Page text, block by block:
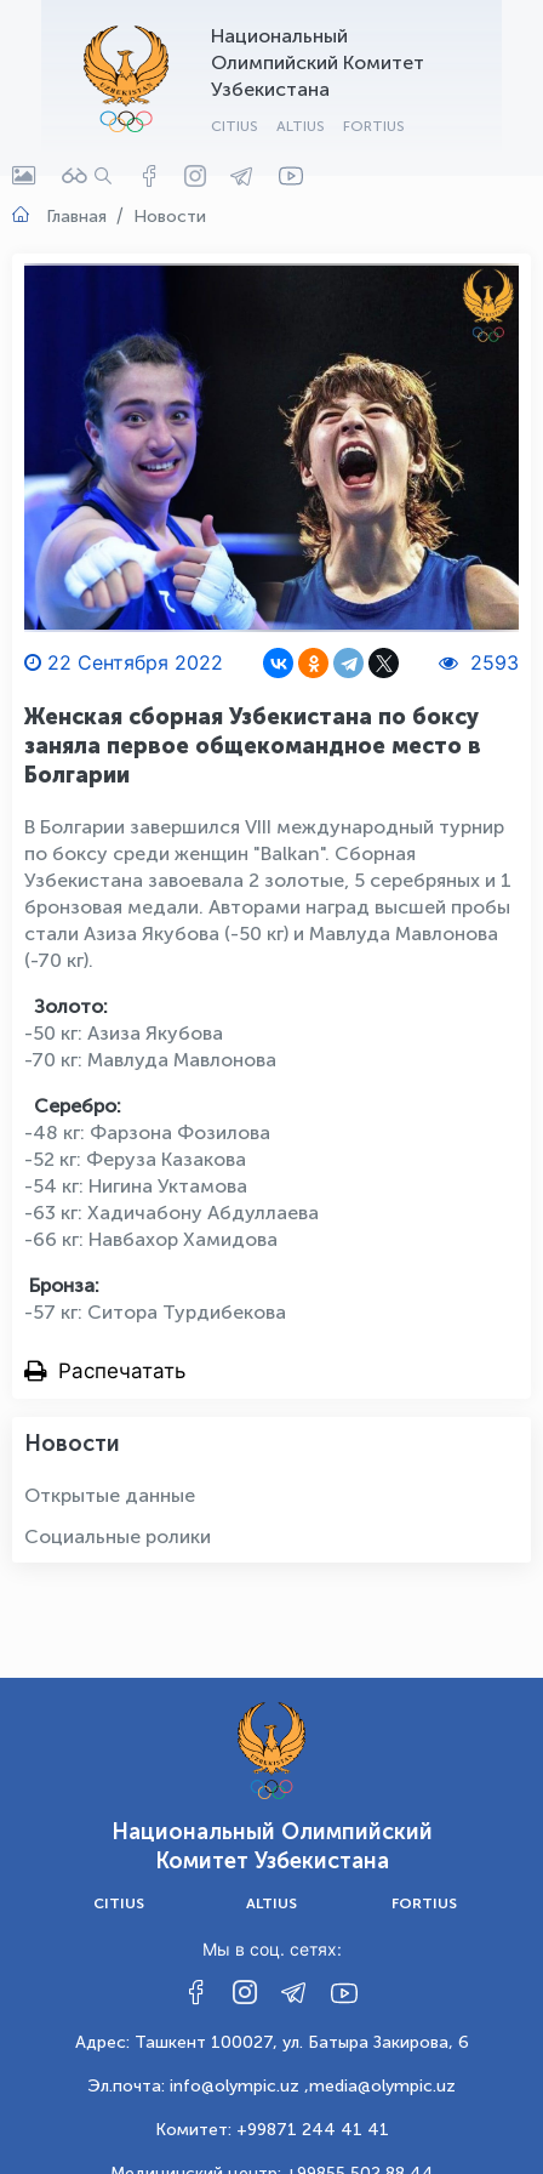
Национальный
Олимпийский Комитет
Узбекистана
CITIUS ALTIUS FORTIUS
Главная Новости
22 Сентября 2022 2593
Женская сборная Узбекистана по боксу
заняла первое общекомандное место в
Болгарии
В Болгарии завершился VIII международный турнир
по боксу среди женщин "Balkan". Cборная
Узбекистана завоевала 2 золотые, 5 серебряных и 1
бронзовая медали. Авторами наград высшей пробы
стали Азиза Якубова (-50 кг) и Мавлуда Мавлонова
(-70 кг).
Золото:
-50 кг: Азиза Якубова
-70 кг: Мавлуда Мавлонова
Серебро:
-48 кг: Фарзона Фозилова
-52 кг: Феруза Казакова
-54 кг: Нигина Уктамова
-63 кг: Xадичабону Абдуллаева
-66 кг: Навбахор Хамидова
Бронза:
-57 кг: Ситора Турдибекова
Распечатать
Новости
Открытые данные
Социальные ролики
Национальный Олимпийский
Комитет Узбекистана
CITIUS ALTIUS FORTIUS
Мы в соц. сетях:
Адрес: Ташкент 100027, ул. Батыра Закирова, 6
Эл.почта: info@olympic.uz ,media@olympic.uz
Комитет: +99871 244 41 41
OLYMPCHIK AI - yordamchi
Онлайн · olympic.uz